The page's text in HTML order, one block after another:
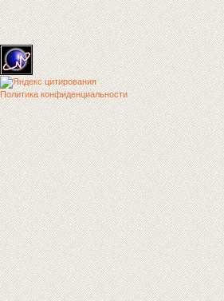
Политика конфиденциальности